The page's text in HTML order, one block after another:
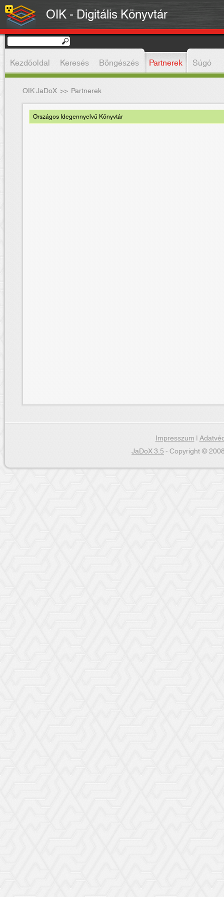
OIK - Digitális Könyvtár
Kezdőoldal Keresés Böngészés Partnerek Súgó
OIK JaDoX >> Partnerek
Országos Idegennyelvű Könyvtár
Impresszum|
JaDoX 3.5- Copyright ©